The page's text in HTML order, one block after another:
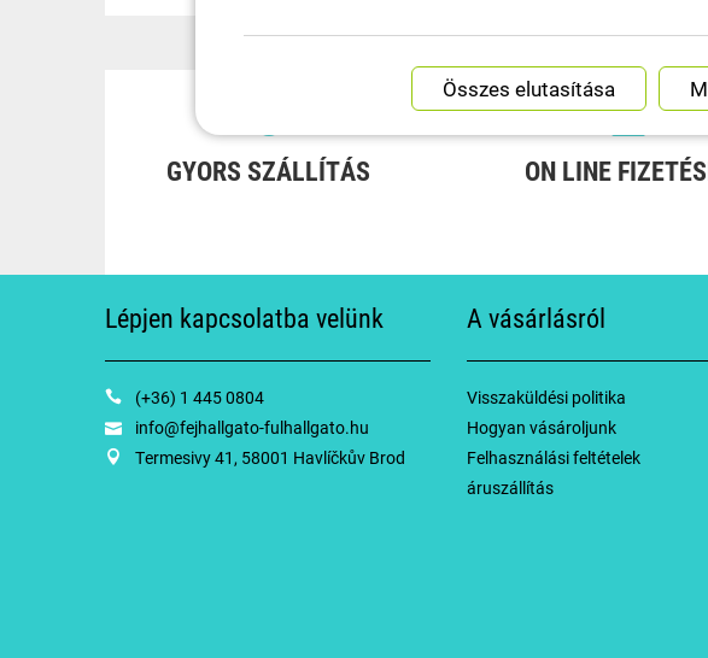
GYORS SZÁLLÍTÁS ON LINE
Lépjen kapcsolatba velünk
(+36) 1 445 0804
info@fejhallgato-fulhallgato.hu
Termesivy 41, 58001 Havlíčkův Brod
A vásárlásról
Visszaküldési politika
Hogyan vásároljunk
Felhasználási feltételek
áruszállítás